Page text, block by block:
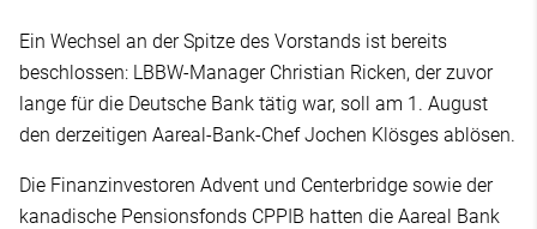
Ein Wechsel an der Spitze des Vorstands ist bereits
beschlossen: LBBW-Manager Christian Ricken, der zuvor
lange für die Deutsche Bank tätig war, soll am 1. August
den derzeitigen Aareal-Bank-Chef Jochen Klösges ablösen.
Die Finanzinvestoren Advent und Centerbridge sowie der
kanadische Pensionsfonds CPPIB hatten die Aareal Bank